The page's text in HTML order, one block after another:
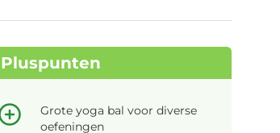
Pluspunten
Grote yoga bal voor diverse
oefeningen